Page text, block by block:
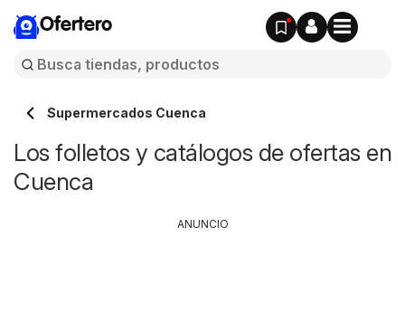
Ofertero
Supermercados Cuenca
Los folletos y catálogos de ofertas en
Cuenca
ANUNCIO